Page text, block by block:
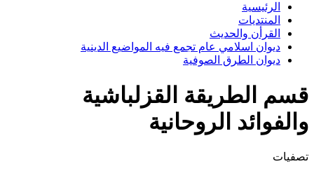
الرئيسية
المنتديات
القرأن والحديث
ديوان اسلامي عام تجمع فيه المواضيع الدينية
ديوان الطرق الصوفية
قسم الطريقة القزلباشية
والفوائد الروحانية
تصفيات